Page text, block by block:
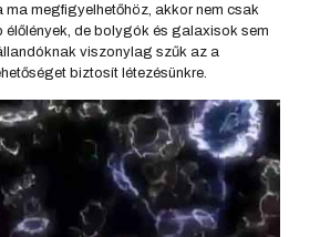
ma megfigyelhetőhöz, akkor nem csak
élőlények, de bolygók és galaxisok sem
viszonylag szűk az a
biztosít létezésünkre.